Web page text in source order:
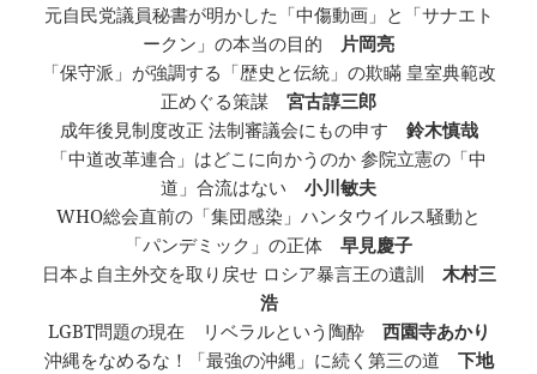
元自民党議員秘書が明かした「中傷動画」と「サナエト
ークン」の本当の目的 片岡亮
「保守派」が強調する「歴史と伝統」の欺瞞 皇室典範改
正めぐる策謀 宮古諄三郎
成年後見制度改正 法制審議会にもの申す 鈴木慎哉
「中道改革連合」はどこに向かうのか 参院立憲の「中
道」合流はない 小川敏夫
WHO総会直前の「集団感染」ハンタウイルス騒動と
「パンデミック」の正体 早見慶子
日本よ自主外交を取り戻せ ロシア暴言王の遺訓 木村三
浩
LGBT問題の現在 リベラルという陶酔 西園寺あかり
沖縄をなめるな！「最強の沖縄」に続く第三の道 下地